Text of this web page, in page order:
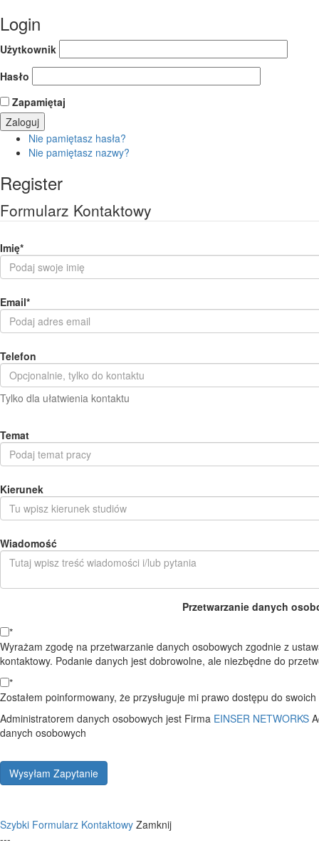
Login
Użytkownik
Hasło
Zapamiętaj
Nie pamiętasz hasła?
Nie pamiętasz nazwy?
Register
Formularz Kontaktowy
Imię*
Email*
Telefon
Tylko dla ułatwienia kontaktu
Temat
Kierunek
Wiadomość
Przetwarzanie danych
*
Wyrażam zgodę na przetwarzanie danych osobowych zgodnie z
kontaktowy. Podanie danych jest dobrowolne, ale niezbędne do
*
Zostałem poinformowany, że przysługuje mi prawo dostępu do
Administratorem danych osobowych jest Firma EINSER NETWORKS
danych osobowych
Wysyłam Zapytanie
Szybki Formularz Kontaktowy Zamknij
---